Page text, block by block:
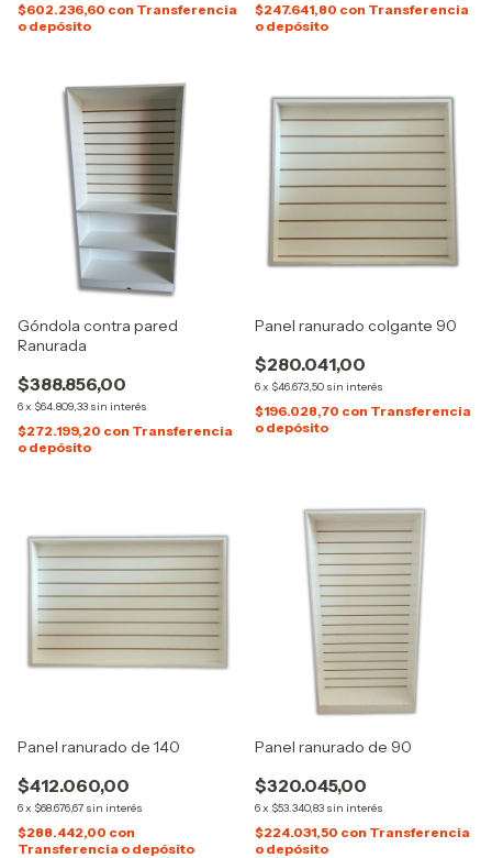
$602.236,60 con Transferencia
o depósito
$247.641,80 con Transferencia
o depósito
Góndola contra pared
Ranurada
$388.856,00
6x $64.809,33 sin interés
$272.199,20 con Transferencia
o depósito
Panel ranurado colgante 90
$280.041,00
6x $46.673,50 sin interés
$196.028,70 con Transferencia
o depósito
Panel ranurado de 140
$412.060,00
6x $68.676,67 sin interés
$288.442,00 con
Transferencia o depósito
Panel ranurado de 90
$320.045,00
6x $53.340,83 sin interés
$224.031,50 con Transferencia
o depósito